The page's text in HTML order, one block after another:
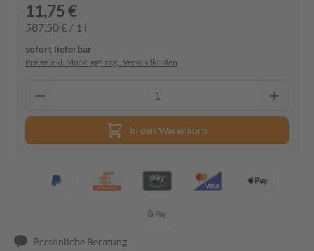
11,75 €
587,50 € / 1 l
sofort lieferbar
Preise inkl. MwSt. ggf. zzgl. Versandkosten
In den Warenkorb
Persönliche Beratung